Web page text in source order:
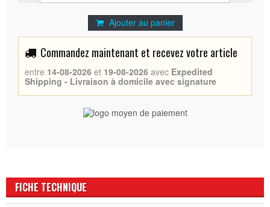
Ajouter au panier
Commandez maintenant et recevez votre article
entre 14-08-2026 et 19-08-2026 avec Expedited
Shipping - Livraison à domicile avec signature
FICHE TECHNIQUE